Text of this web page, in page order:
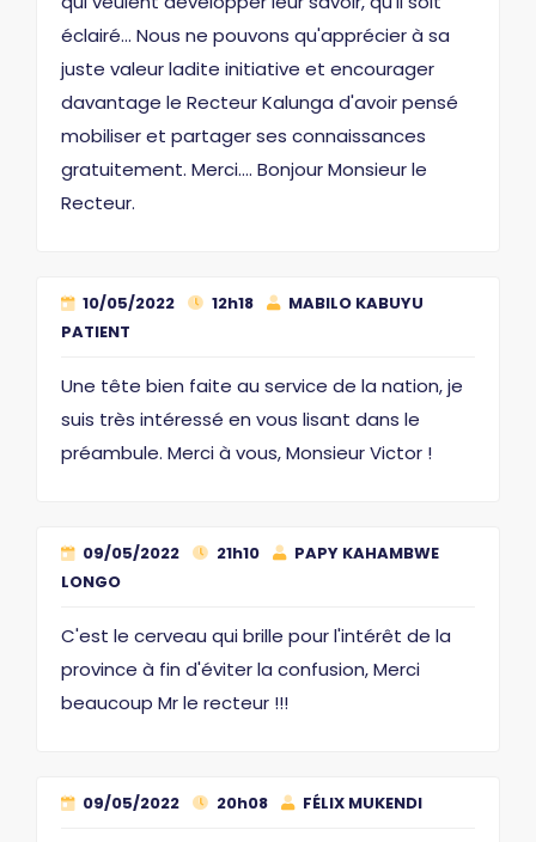
éclairé... Nous ne pouvons qu'apprécier à sa
juste valeur ladite initiative et encourager
davantage le Recteur Kalunga d'avoir pensé
mobiliser et partager ses connaissances
gratuitement. Merci.... Bonjour Monsieur le
Recteur.
10/05/2022 12h18
MABILO KABUYU
PATIENT
Une tête bien faite au service de la nation, je
suis très intéressé en vous lisant dans le
préambule. Merci à vous, Monsieur Victor !
09/05/2022 21h10
PAPY KAHAMBWE
LONGO
C'est le cerveau qui brille pour l'intérêt de la
province à fin d'éviter la confusion, Merci
beaucoup Mr le recteur !!!
09/05/2022 20h08 FÉLIX MUKENDI